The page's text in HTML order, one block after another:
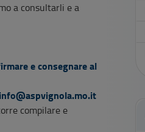
a consultarli e a
econsegnare al
info@aspvignola.mo.it
compilare e